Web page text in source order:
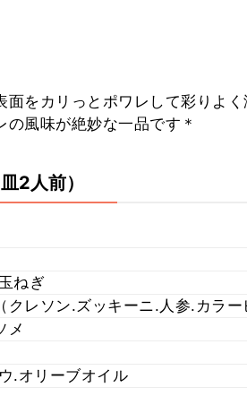
面をカリっとポワレして彩りよ
の風味が絶妙な一品です＊
皿2人前）
ねぎ
クレソン.ズッキーニ.人参.カラー
メ
.オリーブオイル